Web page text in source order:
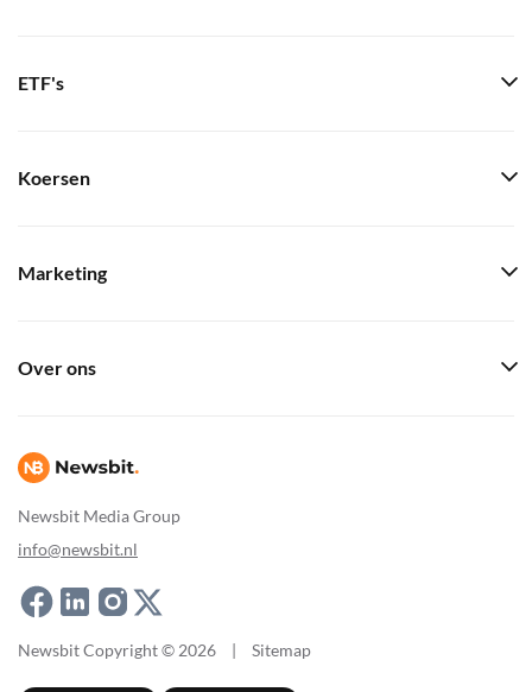
Newsbit Media Group
info@newsbit.nl
ETF's
Koersen
Marketing
Over ons
Newsbit Copyright © 2026 | Sitemap